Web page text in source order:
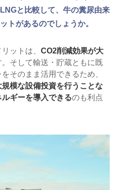
と比較して、牛の糞尿由来
トがあるのでしょうか。
ットは、CO2削減効果が大
。そして輸送・貯蔵ともに既
そのまま活用できるため、
模な設備投資を行うことな
ルギーを導入できるのも利点